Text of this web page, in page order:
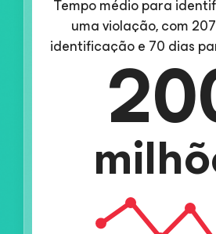
Tempo médio para
uma violação, com
identificação e 70 dias